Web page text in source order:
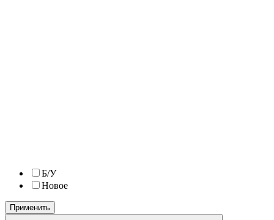
Б/У
Новое
Применить